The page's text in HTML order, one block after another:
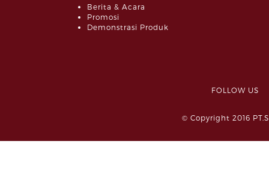
Berita & Acara
Promosi
Demonstrasi Produk
FOLLOW
© Copyright 2016